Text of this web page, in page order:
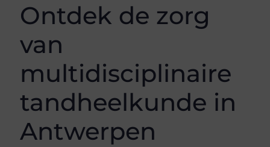
Ontdek de zorg
van
multidisciplinaire
tandheelkunde in
Antwerpen